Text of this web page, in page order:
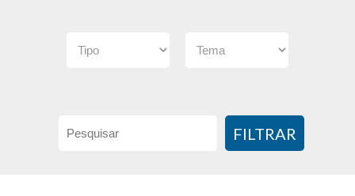
FILTRAR